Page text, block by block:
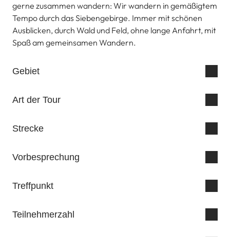
gerne zusammen wandern: Wir wandern in gemäßigtem
Tempo durch das Siebengebirge. Immer mit schönen
Ausblicken, durch Wald und Feld, ohne lange Anfahrt, mit
Spaß am gemeinsamen Wandern.
Gebiet
Art der Tour
Strecke
Vorbesprechung
Treffpunkt
Teilnehmerzahl